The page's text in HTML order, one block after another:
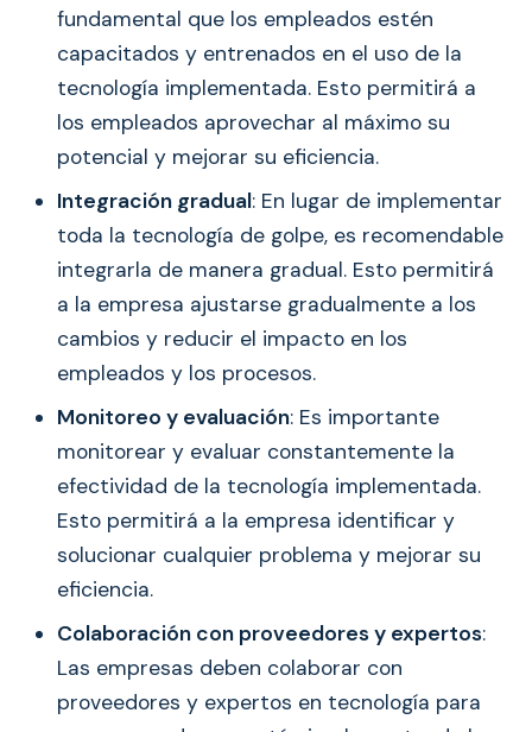
fundamental que los empleados estén
capacitados y entrenados en el uso de la
tecnología implementada. Esto permitirá a
los empleados aprovechar al máximo su
potencial y mejorar su eficiencia.
Integración gradual: En lugar de implementar
toda la tecnología de golpe, es recomendable
integrarla de manera gradual. Esto permitirá
a la empresa ajustarse gradualmente a los
cambios y reducir el impacto en los
empleados y los procesos.
Monitoreo y evaluación: Es importante
monitorear y evaluar constantemente la
efectividad de la tecnología implementada.
Esto permitirá a la empresa identificar y
solucionar cualquier problema y mejorar su
eficiencia.
Colaboración con proveedores y expertos:
Las empresas deben colaborar con
proveedores y expertos en tecnología para